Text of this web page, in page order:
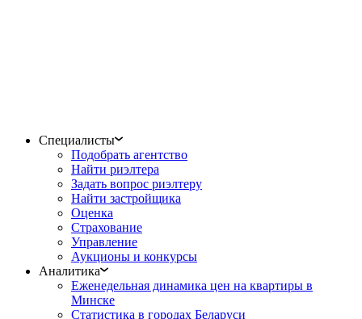
Специалисты
Подобрать агентство
Найти риэлтера
Задать вопрос риэлтеру
Найти застройщика
Оценка
Страхование
Управление
Аукционы и конкурсы
Аналитика
Еженедельная динамика цен на квартиры в
Минске
Статистика в городах Беларуси